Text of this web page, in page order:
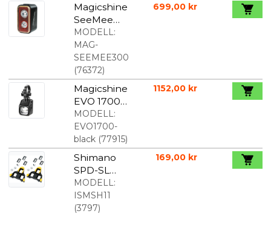
Magicshine
SeeMee
300
baklampa
MODELL:
MAG-
SEEMEE300
(76372)
699,00 kr
Magicshine
EVO 1700
cykellampa
1700 lumen
MODELL:
EVO1700-
black(77915)
1152,00 kr
Shimano
SPD-SL
klossar gul
MODELL:
ISMSH11
(3797)
169,00 kr